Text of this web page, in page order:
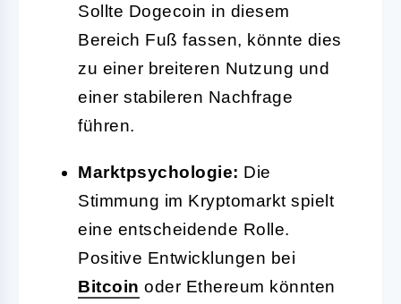
Sollte Dogecoin in diesem
Bereich Fuß fassen, könnte dies
zu einer breiteren Nutzung und
einer stabileren Nachfrage
führen.
Marktpsychologie: Die
Stimmung im Kryptomarkt spielt
eine entscheidende Rolle.
Positive Entwicklungen bei
Bitcoin oder Ethereum könnten